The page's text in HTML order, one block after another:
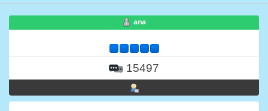
ana
15497